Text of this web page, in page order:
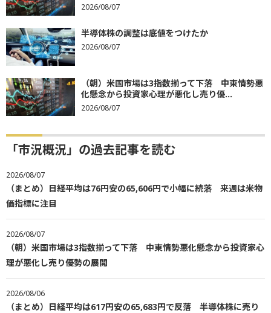
2026/08/07
半導体株の調整は底値をつけたか
2026/08/07
（朝）米国市場は3指数揃って下落 中東情勢悪
化懸念から投資家心理が悪化し売り優...
2026/08/07
「市況概況」の過去記事を読む
2026/08/07
（まとめ）日経平均は76円安の65,606円で小幅に続落 来週は米物
価指標に注目
2026/08/07
（朝）米国市場は3指数揃って下落 中東情勢悪化懸念から投資家心
理が悪化し売り優勢の展開
2026/08/06
（まとめ）日経平均は617円安の65,683円で反落 半導体株に売り